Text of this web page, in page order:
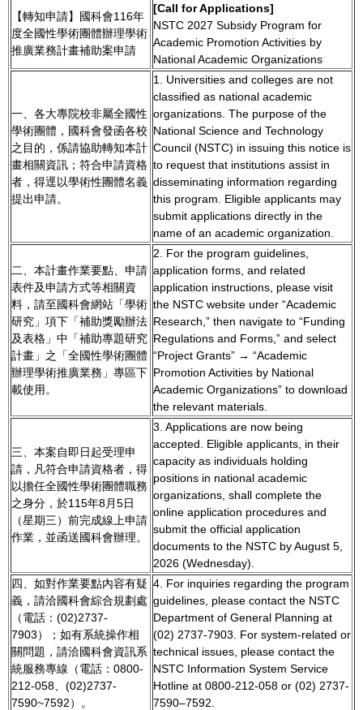
【轉知申請】國科會116年
度全國性學術團體辦理學術
推廣業務計畫補助案申請
[Call for Applications]
NSTC 2027 Subsidy Program for
Academic Promotion Activities by
National Academic Organizations
一、各大專院校非屬全國性
學術團體，國科會發函各校
之目的，係請協助轉知本計
畫相關資訊；符合申請資格
者，得逕以學術性團體名義
提出申請。
1. Universities and colleges are not
classified as national academic
organizations. The purpose of the
National Science and Technology
Council (NSTC) in issuing this notice is
to request that institutions assist in
disseminating information regarding
this program. Eligible applicants may
submit applications directly in the
name of an academic organization.
二、本計畫作業要點、申請
表件及申請方式等相關資
料，請至國科會網站「學術
研究」項下「補助獎勵辦法
及表格」中「補助專題研究
計畫」之「全國性學術團體
辦理學術推廣業務」專區下
載使用。
2. For the program guidelines,
application forms, and related
application instructions, please visit
the NSTC website under “Academic
Research,” then navigate to “Funding
Regulations and Forms,” and select
“Project Grants” → “Academic
Promotion Activities by National
Academic Organizations” to download
the relevant materials.
三、本案自即日起受理申
請，凡符合申請資格者，得
以擔任全國性學術團體職務
之身分，於115年8月5日
（星期三）前完成線上申請
作業，並函送國科會辦理。
3. Applications are now being
accepted. Eligible applicants, in their
capacity as individuals holding
positions in national academic
organizations, shall complete the
online application procedures and
submit the official application
documents to the NSTC by August 5,
2026 (Wednesday).
四、如對作業要點內容有疑
義，請洽國科會綜合規劃處
（電話：(02)2737-
7903）；如有系統操作相
關問題，請洽國科會資訊系
統服務專線（電話：0800-
212-058、(02)2737-
7590~7592）。
4. For inquiries regarding the program
guidelines, please contact the NSTC
Department of General Planning at
(02) 2737-7903. For system-related or
technical issues, please contact the
NSTC Information System Service
Hotline at 0800-212-058 or (02) 2737-
7590–7592.